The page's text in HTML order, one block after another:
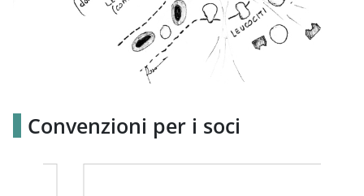
Convenzioni per i soci